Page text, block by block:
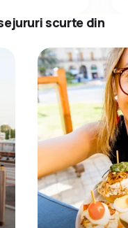
scurte din